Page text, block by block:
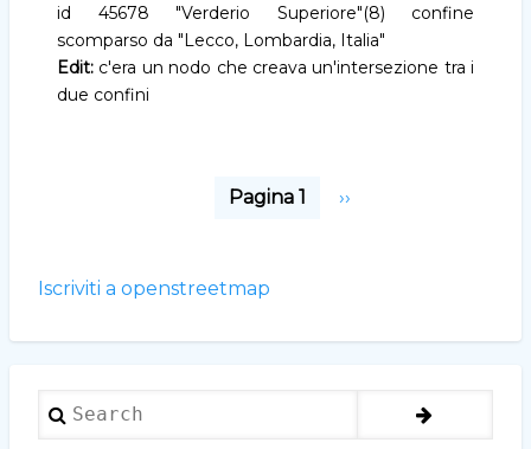
id 45678 "Verderio Superiore"(8) confine
scomparso da "Lecco, Lombardia, Italia"
Edit: c'era un nodo che creava un'intersezione tra i
due confini
Pagina 1
Pagina
››
Iscriviti a openstreetmap
Search